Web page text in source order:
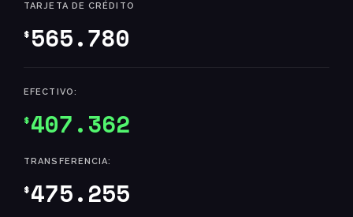
$565.780
TARJETA DE CRÉDITO
$407.362
EFECTIVO:
$475.255
TRANSFERENCIA: